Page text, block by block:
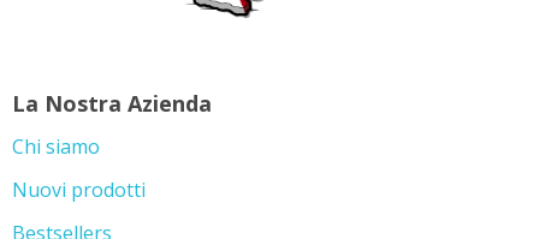
La Nostra Azienda
Chi siamo
Nuovi prodotti
Bestsellers